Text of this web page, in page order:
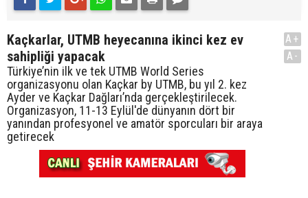
Kaçkarlar, UTMB heyecanına ikinci kez ev
sahipliği yapacak
Türkiye’nin ilk ve tek UTMB World Series
organizasyonu olan Kaçkar by UTMB, bu yıl 2. kez
Ayder ve Kaçkar Dağları’nda gerçekleştirilecek.
Organizasyon, 11-13 Eylül'de dünyanın dört bir
yanından profesyonel ve amatör sporcuları bir araya
getirecek
A+
A-